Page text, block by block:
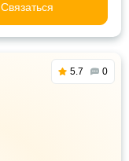
Связаться
5.7 0